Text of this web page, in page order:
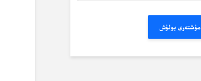
مۇشتەرى بولۇش